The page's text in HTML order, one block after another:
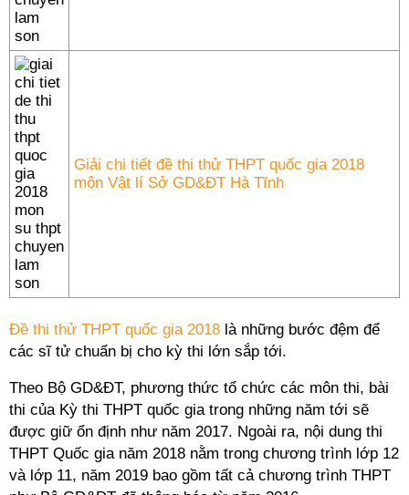
Giải chi tiết đề thi thử THPT quốc gia 2018
môn Vật lí Sở GD&ĐT Hà Tĩnh
Đề thi thử THPT quốc gia 2018 là những bước đệm để
các sĩ tử chuẩn bị cho kỳ thi lớn sắp tới.
Theo Bộ GD&ĐT, phương thức tổ chức các môn thi, bài
thi của Kỳ thi THPT quốc gia trong những năm tới sẽ
được giữ ổn định như năm 2017. Ngoài ra, nội dung thi
THPT Quốc gia năm 2018 nằm trong chương trình lớp 12
và lớp 11, năm 2019 bao gồm tất cả chương trình THPT